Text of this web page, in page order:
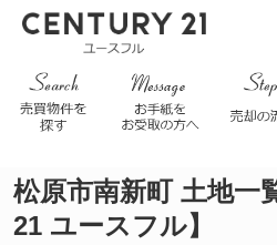
松原市南新町 土地一
21 ユースフル】